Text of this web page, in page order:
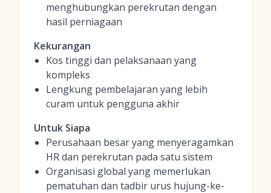
menghubungkan perekrutan dengan
hasil perniagaan
Kekurangan
Kos tinggi dan pelaksanaan yang
kompleks
Lengkung pembelajaran yang lebih
curam untuk pengguna akhir
Untuk Siapa
Perusahaan besar yang menyeragamkan
HR dan perekrutan pada satu sistem
Organisasi global yang memerlukan
pematuhan dan tadbir urus hujung-ke-